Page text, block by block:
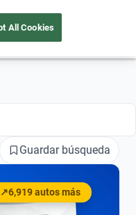
Guardar búsqueda
↗6,919 autos más
All Cookies